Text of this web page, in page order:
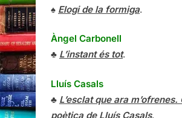
♠ Elogi de la formiga.
Àngel Carbonell
♣ L’instant és tot.
Lluís Casals
♣ L’esclat que ara m’ofrenes.
poètica de Lluís Casals.